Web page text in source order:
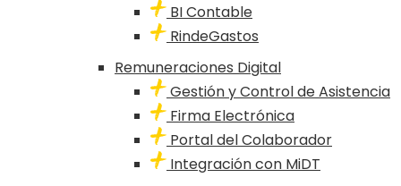
BI Contable
RindeGastos
Remuneraciones Digital
Gestión y Control de Asistencia
Firma Electrónica
Portal del Colaborador
Integración con MiDT